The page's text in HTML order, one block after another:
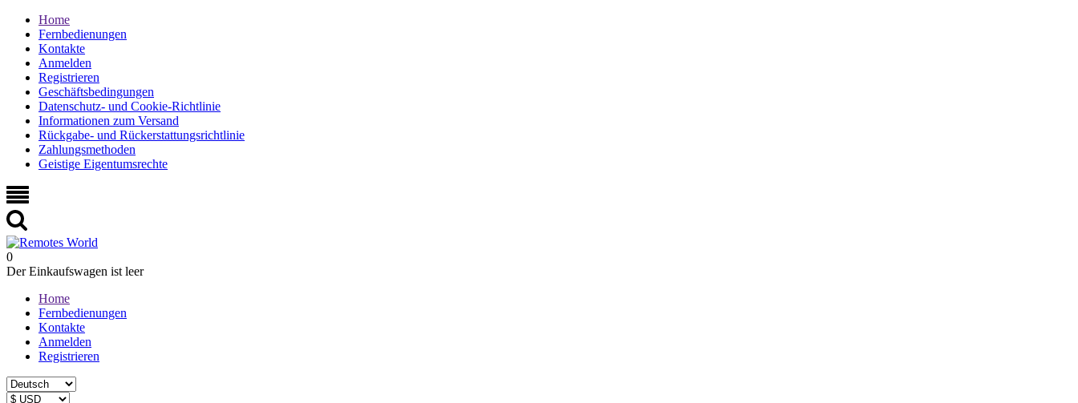
Home
Fernbedienungen
Kontakte
Anmelden
Registrieren
Geschäftsbedingungen
Datenschutz- und Cookie-Richtlinie
Informationen zum Versand
Rückgabe- und Rückerstattungsrichtlinie
Zahlungsmethoden
Geistige Eigentumsrechte
0
Der Einkaufswagen ist leer
Home
Fernbedienungen
Kontakte
Anmelden
Registrieren